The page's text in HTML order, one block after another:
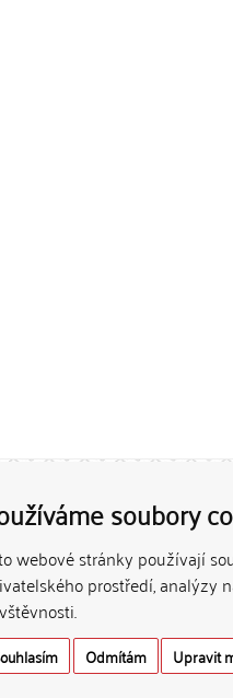
soubory
webové stránky používají
prostředí, analýzy
Odmítám Upravit
[at] cuni.cz
/ Each constituent
studijní, vědeckou
purposes
author.